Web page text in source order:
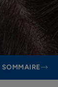
SOMMAIRE